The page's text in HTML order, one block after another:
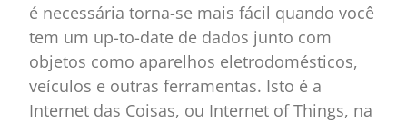
é necessária torna-se mais fácil quando você
tem um up-to-date de dados junto com
objetos como aparelhos eletrodomésticos,
veículos e outras ferramentas. Isto é a
Internet das Coisas, ou Internet of Things, na